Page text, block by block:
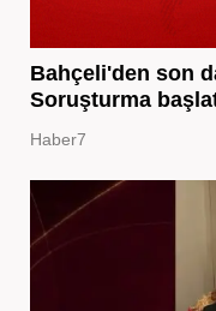
Bahçeli'den son
Soruşturma
Haber7